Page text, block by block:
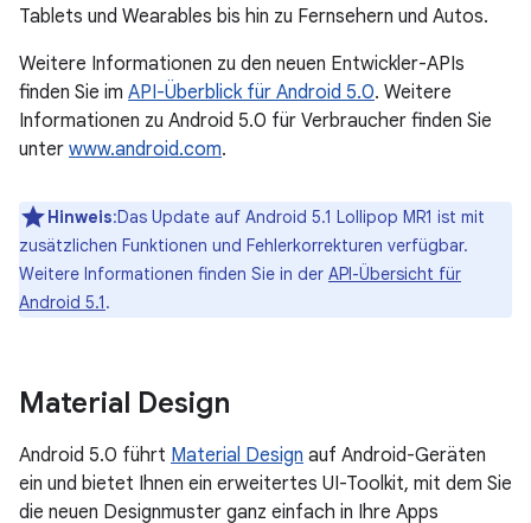
Tablets und Wearables bis hin zu Fernsehern und Autos.
Weitere Informationen zu den neuen Entwickler-APIs
finden Sie im API-Überblick für Android 5.0. Weitere
Informationen zu Android 5.0 für Verbraucher finden Sie
unter www.android.com.
Hinweis:Das Update auf Android 5.1 Lollipop MR1 ist mit
zusätzlichen Funktionen und Fehlerkorrekturen verfügbar.
Weitere Informationen finden Sie in der API-Übersicht für
Android 5.1.
Material Design
Android 5.0 führt Material Design auf Android-Geräten
ein und bietet Ihnen ein erweitertes UI-Toolkit, mit dem Sie
die neuen Designmuster ganz einfach in Ihre Apps